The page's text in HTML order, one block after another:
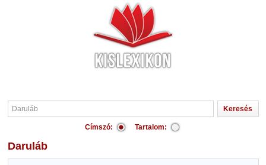
Címszó: Tartalom:
Daruláb